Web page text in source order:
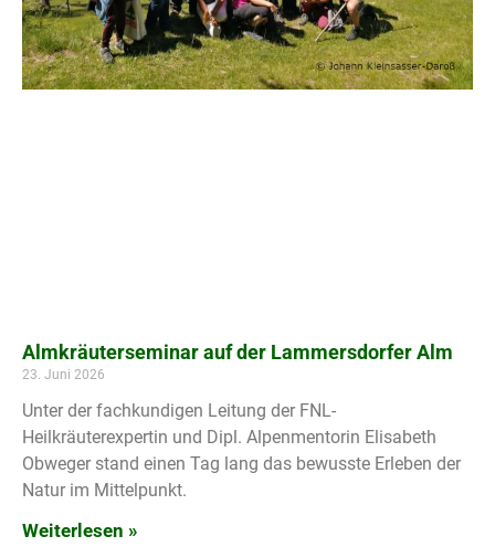
Almkräuterseminar auf der Lammersdorfer Alm
23. Juni 2026
Unter der fachkundigen Leitung der FNL-
Heilkräuterexpertin und Dipl. Alpenmentorin Elisabeth
Obweger stand einen Tag lang das bewusste Erleben der
Natur im Mittelpunkt.
Weiterlesen »